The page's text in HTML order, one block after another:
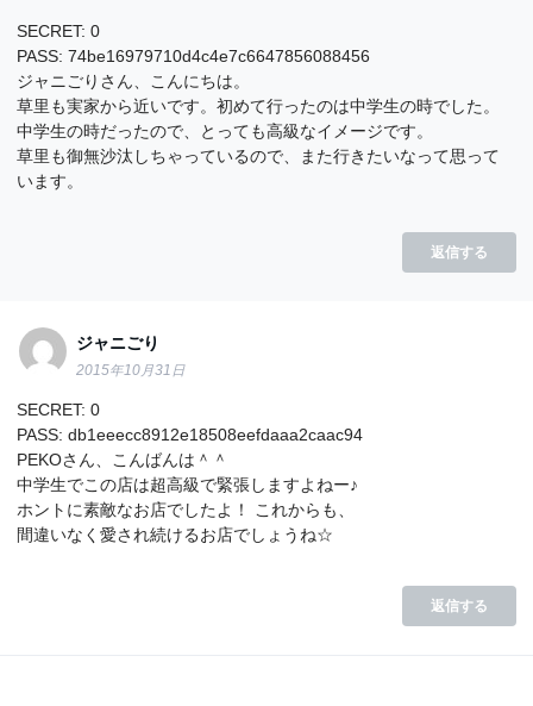
SECRET: 0
PASS: 74be16979710d4c4e7c6647856088456
ジャニごりさん、こんにちは。
草里も実家から近いです。初めて行ったのは中学生の時でした。
中学生の時だったので、とっても高級なイメージです。
草里も御無沙汰しちゃっているので、また行きたいなって思って
います。
返信する
ジャニごり
2015年10月31日
SECRET: 0
PASS: db1eeecc8912e18508eefdaaa2caac94
PEKOさん、こんばんは＾＾
中学生でこの店は超高級で緊張しますよねー♪
ホントに素敵なお店でしたよ！ これからも、
間違いなく愛され続けるお店でしょうね☆
返信する